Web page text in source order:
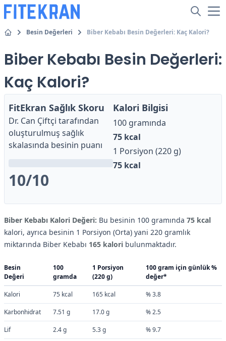
Besin Değerleri Biber Kebabı Besin Değerleri: Kaç Kalori?
Biber Kebabı Besin Değerleri:
Kaç Kalori?
FitEkran Sağlık Skoru
Dr. Can Çiftçi tarafından
oluşturulmuş sağlık
skalasında besinin puanı
10/10
Kalori Bilgisi
100 gramında
75 kcal
1 Porsiyon (220 g)
75 kcal
Biber Kebabı Kalori Değeri: Bu besinin 100 gramında 75 kcal
kalori, ayrıca besinin 1 Porsiyon (Orta) yani 220 gramlık
miktarında Biber Kebabı 165 kalori bulunmaktadır.
Besin
Değeri
100
gramda
1 Porsiyon
(220 g)
100 gram için günlük %
değer*
Kalori 75 kcal 165 kcal % 3.8
Karbonhidrat 7.51 g 17.0 g % 2.5
Lif 2.4 g 5.3 g % 9.7